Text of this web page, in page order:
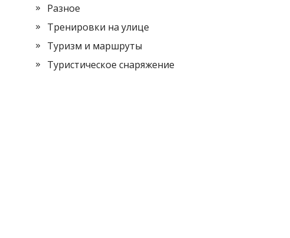
Разное
Тренировки на улице
Туризм и маршруты
Туристическое снаряжение